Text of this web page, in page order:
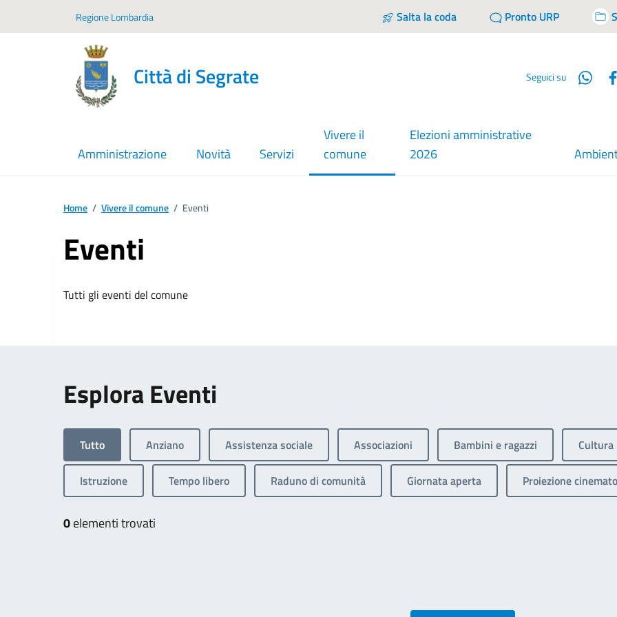
Regione Lombardia Salta la coda Pronto URP
Città di Segrate Seguici su
Amministrazione Novità Servizi
Vivere il
comune
menu selezionato
Elezioni amministrative
2026
Home / Vivere il comune / Eventi
Eventi
Tutti gli eventi del comune
Esplora Eventi
Tutto Anziano Assistenza sociale Associazioni Bambini e ragazzi Cultura
Istruzione Tempo libero Raduno di comunità Giornata aperta Proiezione
0elementi trovati